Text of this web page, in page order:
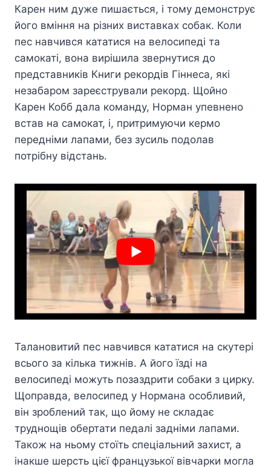
Карен ним дуже пишається, і тому демонструє
його вміння на різних виставках собак. Коли
пес навчився кататися на велосипеді та
самокаті, вона вирішила звернутися до
представників Книги рекордів Гіннеса, які
незабаром зареєстрували рекорд. Щойно
Карен Кобб дала команду, Норман упевнено
встав на самокат, і, притримуючи кермо
передніми лапами, без зусиль подолав
потрібну відстань.
Талановитий пес навчився кататися на скутері
всього за кілька тижнів. А його їзді на
велосипеді можуть позаздрити собаки з цирку.
Щоправда, велосипед у Нормана особливий,
він зроблений так, що йому не складає
труднощів обертати педалі задніми лапами.
Також на ньому стоїть спеціальний захист, а
інакше шерсть цієї французької вівчарки могла